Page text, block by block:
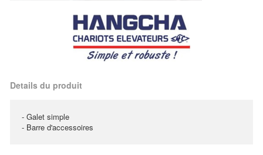
Details du produit
- Galet simple
- Barre d'accessoires